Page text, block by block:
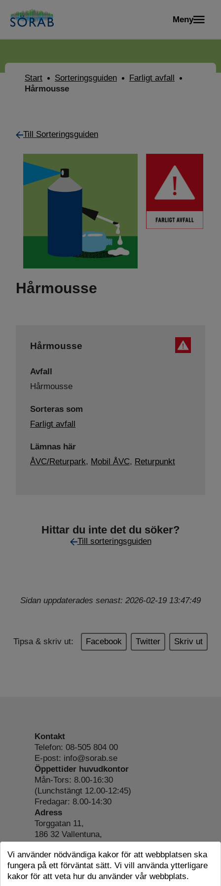
Meny
Start Sorteringsguiden
Farligt avfall
Hårmousse
Till Sorteringsguiden
Hårmousse
Hårmousse
Avfall
Hårmousse
Sorteras som
Farligt avfall
Lämnas här
ÅVC/Returpark, Mobil ÅVC, Returpunkt
Hittar du inte det du söker?
Till sorteringsguiden
Sidan uppdaterades senast: 2026-02-19 13:47:49
Tipsa & skriv ut: Facebook Twitter Skriv ut
Kontakt
Telefon: 08-505 804 00
E-post: info@sorab.se
Öppettider huvudkontor
Mån-Tors: 8.00-16:30
(Lunchstängt 12.00-12:45)
Fredagar: 8.00-14:30
Adress
Torggatan 11,
186 32 Vallentuna,
Org.nr: 556197-4022
Om webbplatsen
Tillgänglighetsredogörelse
Cookie-information
Vi använder nödvändiga kakor för att webbplatsen ska
fungera på ett förväntat sätt. Vi vill använda ytterligare
kakor för att veta hur du använder vår webbplats.